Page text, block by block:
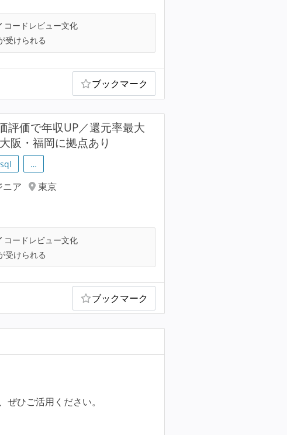
コードレビュー文化
受けられる
ブックマーク
価で年収UP／還元率最大
阪・福岡に拠点あり
…
ア
東京
コードレビュー文化
受けられる
ブックマーク
ひご活用ください。